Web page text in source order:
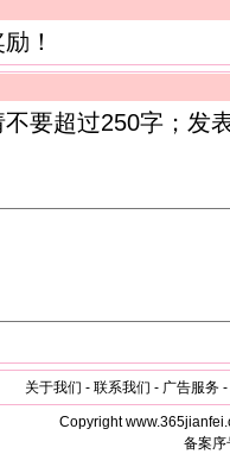
！
不要超过250字；发
关于我们 - 联系我们 - 广告服务
Copyright
备案序